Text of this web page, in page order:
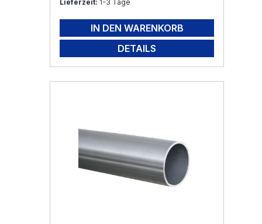
Lieferzeit: 1-3 Tage
IN DEN WARENKORB
DETAILS